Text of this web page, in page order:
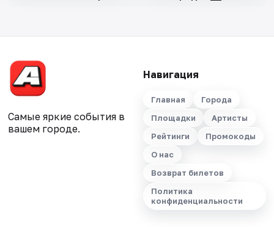
Самые яркие события в
вашем городе.
Навигация
Главная
Города
Площадки
Артисты
Рейтинги
Промокоды
О нас
Возврат билетов
Политика
конфиденциальности